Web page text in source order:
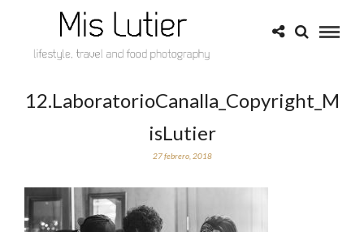
12.LaboratorioCanalla_Copyright_M
isLutier
27 febrero, 2018